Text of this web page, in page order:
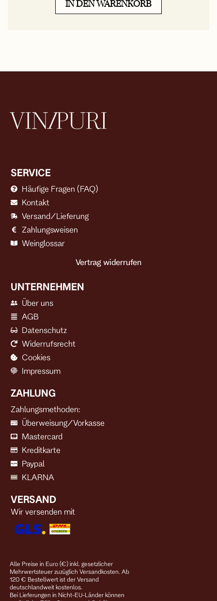
IN DEN WARENKORB
SERVICE
Häufige Fragen (FAQ)
Kontakt
Versand/Lieferung
Zahlungsweisen
Weinglossar
Vertrag widerrufen
UNTERNEHMEN
Über uns
AGB
Datenschutz
Widerrufsrecht
Cookies
Impressum
ZAHLUNG
Zahlungsmethoden:
Überweisung/Vorkasse
Mastercard
Kreditkarte
Paypal
KLARNA
VERSAND
Wir versenden mit
Alle Preise in Euro (€) inkl. gesetzlicher
Mehrwertsteuer zuzüglich Versandkosten. Ab
120 € Bestellwert ist der Versand
deutschlandweit kostenlos.
Bei Lieferungen in Nicht-EU-Länder können